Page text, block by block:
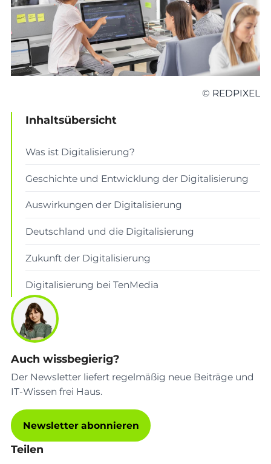
© REDPIXEL
Inhaltsübersicht
Was ist Digitalisierung?
Geschichte und Entwicklung der Digitalisierung
Auswirkungen der Digitalisierung
Deutschland und die Digitalisierung
Zukunft der Digitalisierung
Digitalisierung bei TenMedia
Auch wissbegierig?
Der Newsletter liefert regelmäßig neue Beiträge und
IT-Wissen frei Haus.
Newsletter abonnieren
Teilen